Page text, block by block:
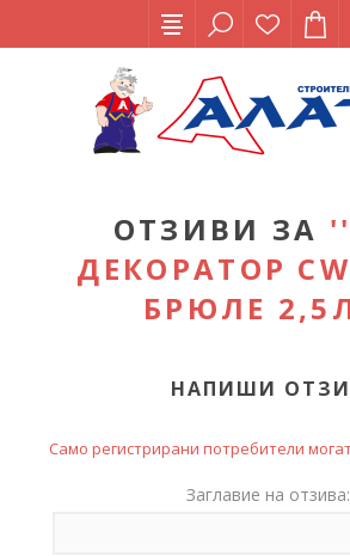
ОТЗИВИ ЗА
ДЕКОРАТОР
БРЮЛЕ
НАПИШИ
Само регистрирани потребители
Заглавие на отзива: